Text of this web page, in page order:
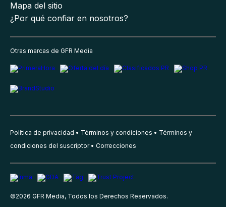
Mapa del sitio
¿Por qué confiar en nosotros?
Otras marcas de GFR Media
Política de privacidad Términos y condiciones
Términos y
condiciones del suscriptor
Correcciones
©2026 GFR Media, Todos los Derechos Reservados.